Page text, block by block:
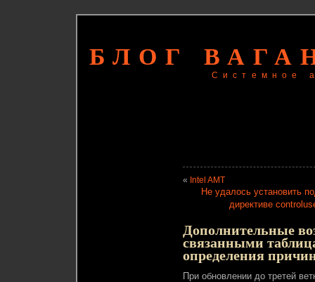
БЛОГ
Системное
« Intel AMT
Не удалось установить
директиве
Дополнительные
связанными
определения
При обновлении до третей